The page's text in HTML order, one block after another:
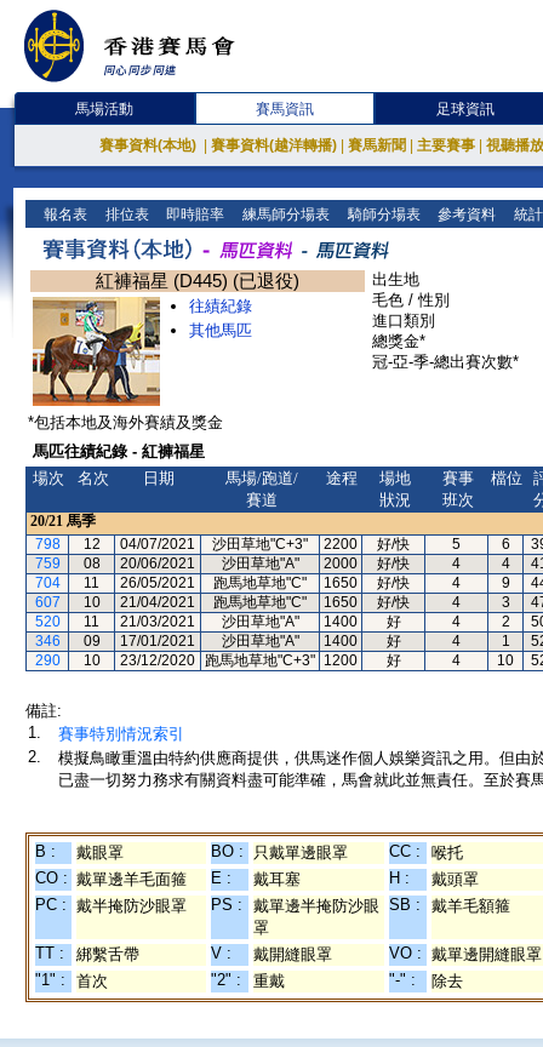
馬場活動 賽馬資訊 足球資訊
賽事資料(本地) 賽事資料(越洋轉播) 賽馬新聞 主要賽事 視聽播
報名表 排位表 即時賠率 練馬師分場表 騎師分場表 參考資料 統
紅褲福星 (D445) (已退役)
往績紀錄
其他馬匹
出生地
毛色 / 性別
進口類別
總獎金*
冠-亞-季-總出賽次數*
*包括本地及海外賽績及獎金
馬匹往績紀錄 - 紅褲福星
場次
名次 日期
馬場/跑道/
賽道
途程
場地
狀況
賽事
班次
檔位
20/21 馬季
798
12 04/07/2021 沙田草地"C+3" 2200 好/快 5 6
759
08 20/06/2021 沙田草地"A" 2000 好/快 4 4
704
11 26/05/2021 跑馬地草地"C" 1650 好/快 4 9
607
10 21/04/2021 跑馬地草地"C" 1650 好/快 4 3
520
11 21/03/2021 沙田草地"A" 1400 好 4 2
346
09 17/01/2021 沙田草地"A" 1400 好 4 1
290
10 23/12/2020 跑馬地草地"C+3" 1200 好 4 10
備註:
1.
賽事特別情況索引
2.
模擬鳥瞰重溫由特約供應商提供，供馬迷作個人娛樂資訊之用。但
已盡一切努力務求有關資料盡可能準確，馬會就此並無責任。至於賽
B : 戴眼罩 BO : 只戴單邊眼罩 CC :
喉托
CO : 戴單邊羊毛面箍 E : 戴耳塞 H :
戴頭罩
PC : 戴半掩防沙眼罩 PS :
戴單邊半掩防沙眼
罩
SB : 戴羊毛額箍
TT : 綁繫舌帶 V : 戴開縫眼罩 VO : 戴單邊開縫眼罩
"1" :
首次 "2" : 重戴 "-" : 除去